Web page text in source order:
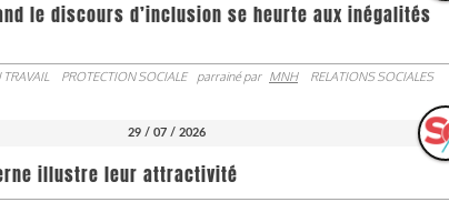
le discours d’inclusion se heurte aux inégalités
PROTECTION SOCIALE parrainé par MNH RELATIONS SOCIALES
29 / 07 / 2026
illustre leur attractivité